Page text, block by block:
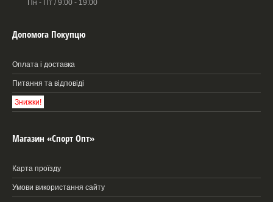
Пн - Пт / 9:00 - 19:00
Допомога Покупцю
Оплата і доставка
Питання та відповіді
Знижки!
Магазин «Спорт Опт»
Карта проїзду
Умови використання сайту